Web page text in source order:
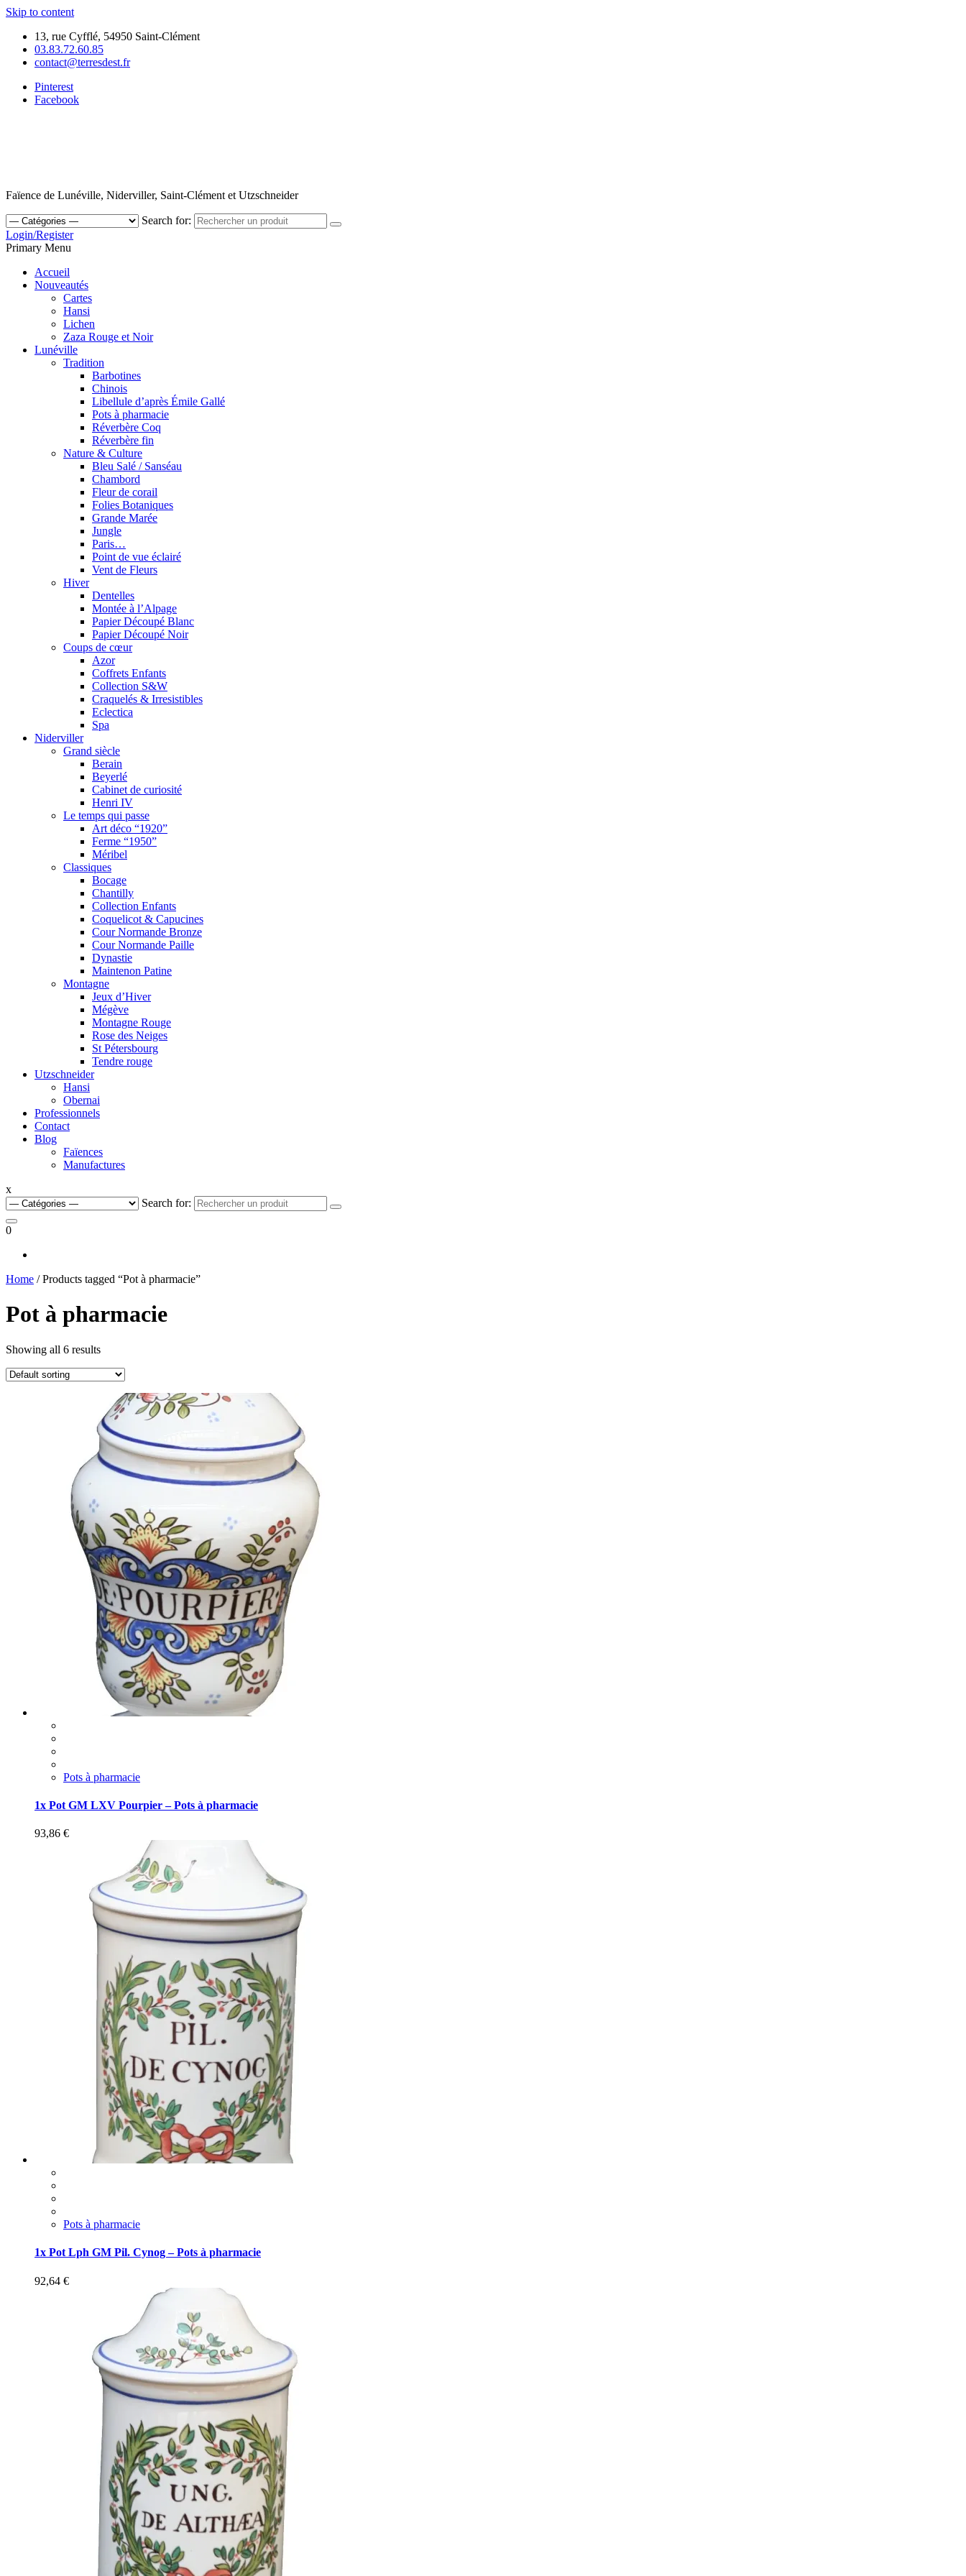
Skip to content
13, rue Cyfflé, 54950 Saint-Clément
03.83.72.60.85
contact@terresdest.fr
Pinterest
Facebook
Faïence de Lunéville, Niderviller, Saint-Clément et Utzschneider
Search for:
Login/Register
Primary Menu
Accueil
Nouveautés
Cartes
Hansi
Lichen
Zaza Rouge et Noir
Lunéville
Tradition
Barbotines
Chinois
Libellule d’après Émile Gallé
Pots à pharmacie
Réverbère Coq
Réverbère fin
Nature & Culture
Bleu Salé / Sanséau
Chambord
Fleur de corail
Folies Botaniques
Grande Marée
Jungle
Paris…
Point de vue éclairé
Vent de Fleurs
Hiver
Dentelles
Montée à l’Alpage
Papier Découpé Blanc
Papier Découpé Noir
Coups de cœur
Azor
Coffrets Enfants
Collection S&W
Craquelés & Irresistibles
Eclectica
Spa
Niderviller
Grand siècle
Berain
Beyerlé
Cabinet de curiosité
Henri IV
Le temps qui passe
Art déco “1920”
Ferme “1950”
Méribel
Classiques
Bocage
Chantilly
Collection Enfants
Coquelicot & Capucines
Cour Normande Bronze
Cour Normande Paille
Dynastie
Maintenon Patine
Montagne
Jeux d’Hiver
Mégève
Montagne Rouge
Rose des Neiges
St Pétersbourg
Tendre rouge
Utzschneider
Hansi
Obernai
Professionnels
Contact
Blog
Faïences
Manufactures
x
Search for:
0
Home / Products tagged “Pot à pharmacie”
Pot à pharmacie
Showing all 6 results
Pots à pharmacie
1x Pot GM LXV Pourpier – Pots à pharmacie
93,86 €
Pots à pharmacie
1x Pot Lph GM Pil. Cynog – Pots à pharmacie
92,64 €